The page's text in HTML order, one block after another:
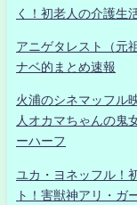
く！初老人の介護生
アニゲタレスト（元
ナベ的まとめ速報
火浦のシネマッフル
人オカマちゃんの鬼
ーハーフ
ユカ・ヨネッフル！
ト！害獣神アリ・ガ